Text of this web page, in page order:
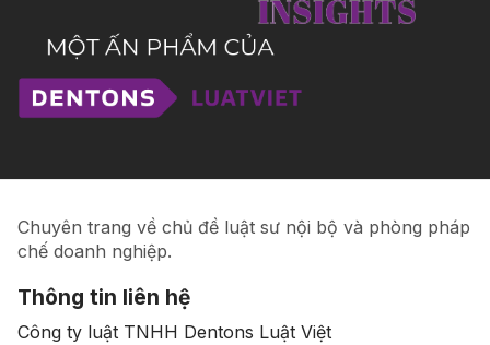
Chuyên trang về chủ đề luật sư nội bộ và phòng pháp
chế doanh nghiệp.
Thông tin liên hệ
Công ty luật TNHH Dentons Luật Việt